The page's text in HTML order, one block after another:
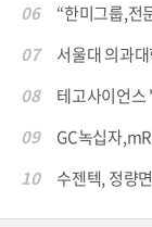
06
“한미그룹,전
07
서울대 의과
08
테고사이언스
09
GC녹십자
10
수젠텍, 정량